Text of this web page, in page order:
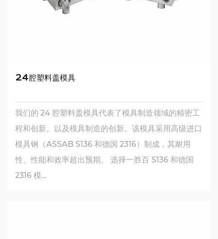
24腔塑料盖模具
我们的 24 腔塑料盖模具代表了模具制造领域的精密工
程和创新。以及模具制造的创新。该模具采用高级进口
模具钢（ASSAB S136 和德国 2316）制成，其耐用
性、性能和效率超出预期。 选择一胜百 S136 和德国
2316 模...